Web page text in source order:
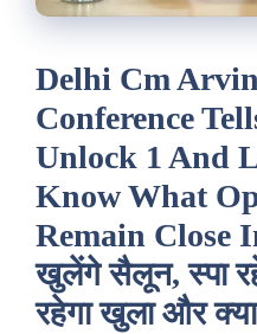
Delhi Cm
Conference
Unlock 1 And
Know What
Remain Close
खुलेंगे सैलून, स्पा
रहेगा खुला और